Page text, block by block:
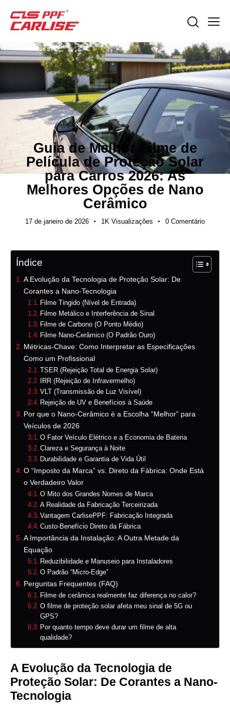
GUIAS DE EXPORTAÇÃO
Guia de Melhor Filme de
Película de Proteção Solar
para Carros 2026: As
Melhores Opções de Nano
Cerâmico
17 de janeiro de 2026 1K Visualizações 0 Comentário
Índice
A Evolução da Tecnologia de Proteção Solar: De
Corantes a Nano-Tecnologia
Filme Tingido (Nível de Entrada)
Filme Metálico e Interferência de Sinal
Filme de Carbono (O Ponto Médio)
Filme Nano-Cerâmico (O Padrão Ouro)
Métricas-Chave: Como Interpretar as Especificações
Como um Profissional
TSER (Rejeição Total de Energia Solar)
IRR (Rejeição de Infravermelho)
VLT (Transmissão de Luz Visível)
Rejeição de UV e Benefícios à Saúde
Por que o Nano-Cerâmico é a Escolha “Melhor” para
Veículos de 2026
O Fator Veículo Elétrico e a Economia de Bateria
Clareza e Segurança à Noite
Durabilidade e Garantia de Vida Útil
O “Imposto da Marca” vs. Direto da Fábrica: Onde Está
o Verdadeiro Valor
O Mito dos Grandes Nomes de Marca
A Realidade da Fabricação Terceirizada
Vantagem CarlisePPF: Fabricação Integrada
Custo-Benefício Direto da Fábrica
A Importância da Instalação: A Outra Metade da
Equação
Reduzibilidade e Manuseio para Instaladores
O Padrão “Micro-Edge”
Perguntas Frequentes (FAQ)
Filme de cerâmica realmente faz diferença no calor?
O filme de proteção solar afeta meu sinal de 5G ou
GPS?
Por quanto tempo deve durar um filme de alta
qualidade?
A Evolução da Tecnologia de
Proteção Solar: De Corantes a Nano-
Tecnologia